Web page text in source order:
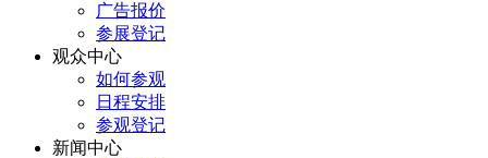
广告报价
参展登记
观众中心
如何参观
日程安排
参观登记
新闻中心